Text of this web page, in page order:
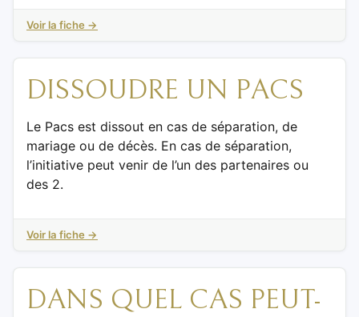
Voir la fiche →
DISSOUDRE UN PACS
Le Pacs est dissout en cas de séparation, de
mariage ou de décès. En cas de séparation,
l’initiative peut venir de l’un des partenaires ou
des 2.
Voir la fiche →
DANS QUEL CAS PEUT-